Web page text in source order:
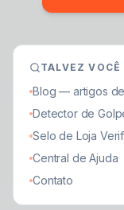
TALVEZ VOCÊ
Blog — artigos
Detector de
Selo de Loja
Central de Ajuda
Contato